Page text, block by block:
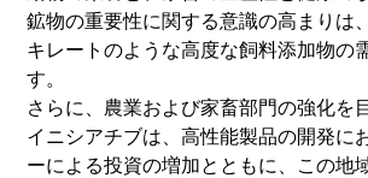
鉱物の重要性に関する意識の高まりは
キレートのような高度な飼料添加物の
す。
さらに、農業および家畜部門の強化を
イニシアチブは、高性能製品の開発に
ーによる投資の増加とともに、この地